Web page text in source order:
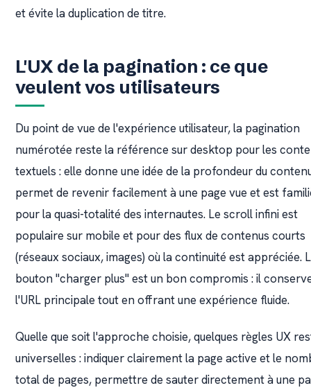
et évite la duplication de titre.
L'UX de la pagination : ce que
veulent vos utilisateurs
Du point de vue de l'expérience utilisateur, la pagination
numérotée reste la référence sur desktop pour les
textuels : elle donne une idée de la profondeur du
permet de revenir facilement à une page vue et est
pour la quasi-totalité des internautes. Le scroll infini est
populaire sur mobile et pour des flux de contenus courts
(réseaux sociaux, images) où la continuité est appréciée.
bouton "charger plus" est un bon compromis : il
l'URL principale tout en offrant une expérience fluide.
Quelle que soit l'approche choisie, quelques règles UX
universelles : indiquer clairement la page active et le
total de pages, permettre de sauter directement à une